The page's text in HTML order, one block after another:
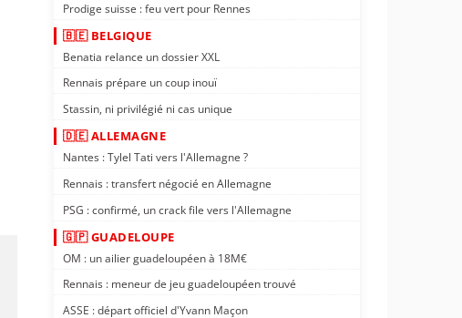
Prodige suisse : feu vert pour Rennes
🇧🇪 BELGIQUE
Benatia relance un dossier XXL
Rennais prépare un coup inouï
Stassin, ni privilégié ni cas unique
🇩🇪 ALLEMAGNE
Nantes : Tylel Tati vers l'Allemagne ?
Rennais : transfert négocié en Allemagne
PSG : confirmé, un crack file vers l'Allemagne
🇬🇵 GUADELOUPE
OM : un ailier guadeloupéen à 18M€
Rennais : meneur de jeu guadeloupéen trouvé
ASSE : départ officiel d'Yvann Maçon